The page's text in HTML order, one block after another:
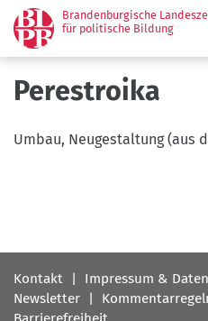
Direkt
zum
Inhalt
Brandenburgische
für politische Bildung
Perestroika
Umbau, Neugestaltung (aus
Fußbereichsmenü
Kontakt Impressum &
Newsletter